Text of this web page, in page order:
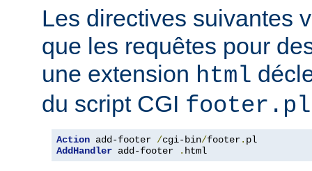
Les directives suivantes
que les requêtes pour
une extension html
du script CGI footer.pl
Action add-footer /cgi-bin/footer.
AddHandler add-footer . html